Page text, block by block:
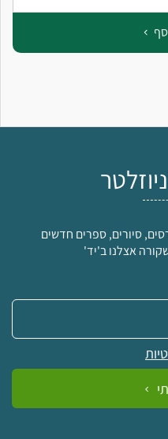
סיורים, ספרים חדשים
אצלנו ב'יד'